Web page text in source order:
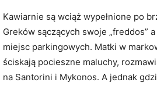
Kawiarnie są wciąż wypełnione po
Greków sączących swoje „freddos”
miejsc parkingowych. Matki w
ściskają pocieszne maluchy,
na Santorini i Mykonos. A jednak